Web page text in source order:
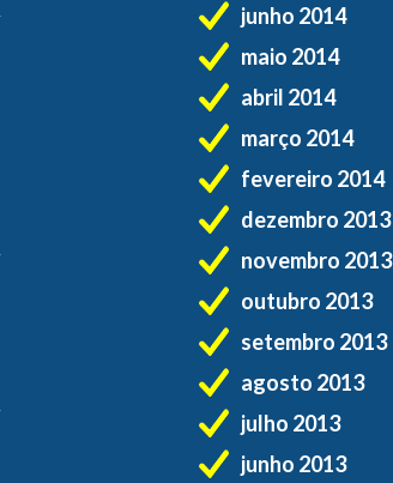
junho 2014
maio 2014
abril 2014
março 2014
fevereiro 2014
dezembro 2013
novembro 2013
outubro 2013
setembro 2013
agosto 2013
julho 2013
junho 2013